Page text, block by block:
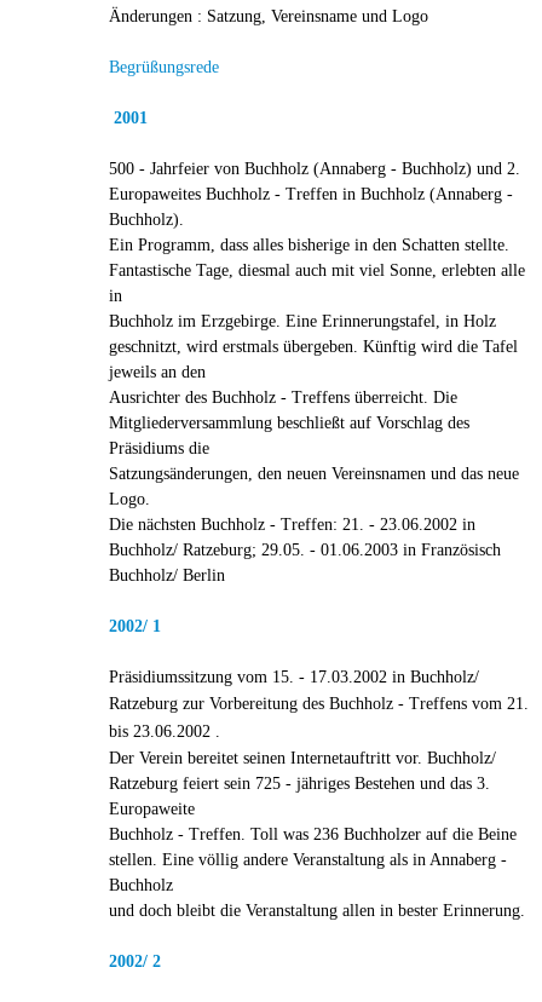
Änderungen : Satzung, Vereinsname und Logo
Begrüßungsrede
2001
500 - Jahrfeier von Buchholz (Annaberg - Buchholz) und 2.
Europaweites Buchholz - Treffen in Buchholz (Annaberg -
Buchholz).
Ein Programm, dass alles bisherige in den Schatten stellte.
Fantastische Tage, diesmal auch mit viel Sonne, erlebten alle
in
Buchholz im Erzgebirge. Eine Erinnerungstafel, in Holz
geschnitzt, wird erstmals übergeben. Künftig wird die Tafel
jeweils an den
Ausrichter des Buchholz - Treffens überreicht. Die
Mitgliederversammlung beschließt auf Vorschlag des
Präsidiums die
Satzungsänderungen, den neuen Vereinsnamen und das neue
Logo.
Die nächsten Buchholz - Treffen: 21. - 23.06.2002 in
Buchholz/ Ratzeburg; 29.05. - 01.06.2003 in Französisch
Buchholz/ Berlin
2002/ 1
Präsidiumssitzung vom 15. - 17.03.2002 in Buchholz/
Ratzeburg zur Vorbereitung des Buchholz - Treffens vom 21.
bis 23.06.2002 .
Der Verein bereitet seinen Internetauftritt vor. Buchholz/
Ratzeburg feiert sein 725 - jähriges Bestehen und das 3.
Europaweite
Buchholz - Treffen. Toll was 236 Buchholzer auf die Beine
stellen. Eine völlig andere Veranstaltung als in Annaberg -
Buchholz
und doch bleibt die Veranstaltung allen in bester Erinnerung.
2002/ 2